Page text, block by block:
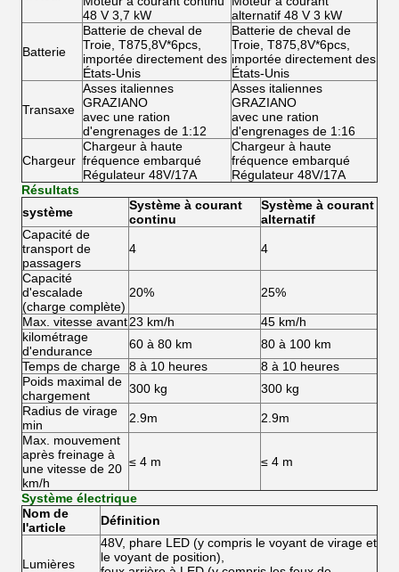
48 V 3,7 kW
alternatif 48 V 3 kW
Batterie
Batterie de cheval de
Troie, T875,8V*6pcs,
importée directement des
États-Unis
Batterie de cheval de
Troie, T875,8V*6pcs,
importée directement des
États-Unis
Transaxe
Asses italiennes
GRAZIANO
avec une ration
d'engrenages de 1:12
Asses italiennes
GRAZIANO
avec une ration
d'engrenages de 1:16
Chargeur
Chargeur à haute
fréquence embarqué
Régulateur 48V/17A
Chargeur à haute
fréquence embarqué
Régulateur 48V/17A
Résultats
système
Système à courant
continu
Système à courant
alternatif
Capacité de
transport de
passagers
4 4
Capacité
d'escalade
(charge complète)
20% 25%
Max. vitesse avant23 km/h
45 km/h
kilométrage
d'endurance
60 à 80 km
80 à 100 km
Temps de charge
8 à 10 heures
8 à 10 heures
Poids maximal de
chargement
300 kg
300 kg
Radius de virage
min
2.9m
2.9m
Max. mouvement
après freinage à
une vitesse de 20
km/h
≤ 4 m ≤ 4 m
Système électrique
Nom de
l'article
Définition
Lumières
48V, phare LED (y compris le voyant de virage et
le voyant de position),